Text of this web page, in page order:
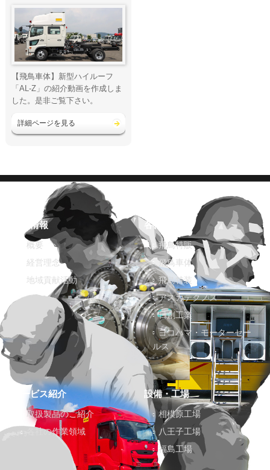
【飛鳥車体】新型ハイルーフ
「AL-Z」の紹介動画を作成しま
した。是非ご覧下さい。
詳細ページを見る
企業情報
概要
経営理念
地域貢献活動
各社紹介
飛鳥特販
飛鳥車体
飛鳥特装
アスカテクノス
日創工業
ヨコハマ・モーターセー
ルス
サービス紹介
取扱製品のご紹介
各社の作業領域
設備・工場
相模原工場
八王子工場
福島工場